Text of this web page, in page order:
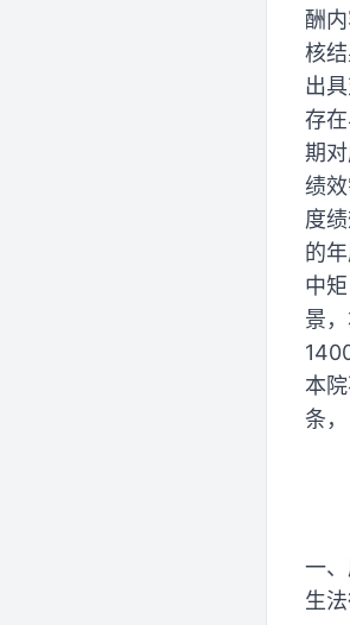
酬
核
出
存
期
绩
度
的
中
景
本
条
一
生